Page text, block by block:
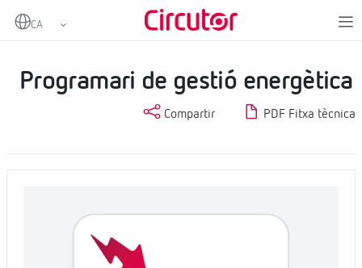
Home Programari
Programari local
Programari de gestió energètica
Compartir PDF Fitxa tècnica